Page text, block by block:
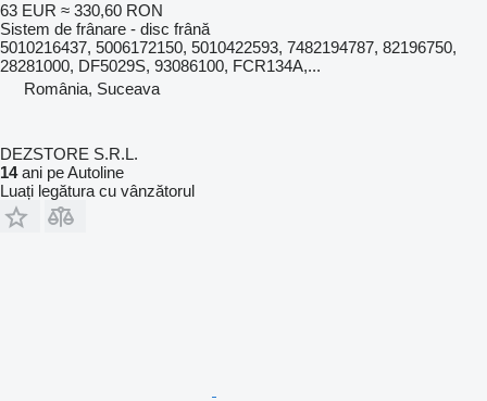
63 EUR ≈ 330,60 RON
Sistem de frânare - disc frână
5010216437, 5006172150, 5010422593, 7482194787, 82196750,
28281000, DF5029S, 93086100, FCR134A,...
România, Suceava
DEZSTORE S.R.L.
14ani pe Autoline
Luați legătura cu vânzătorul